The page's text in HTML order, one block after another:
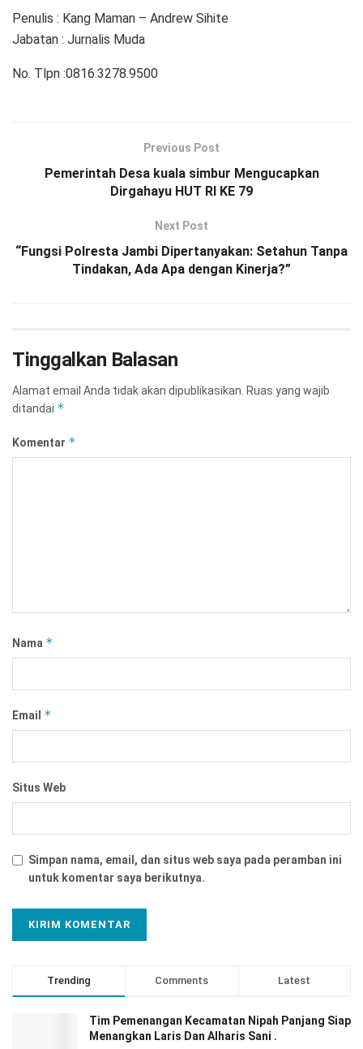
Penulis : Kang Maman – Andrew Sihite
Jabatan : Jurnalis Muda
No. Tlpn :0816.3278.9500
Previous Post
Pemerintah Desa kuala simbur Mengucapkan
Dirgahayu HUT RI KE 79
Next Post
“Fungsi Polresta Jambi Dipertanyakan: Setahun Tanpa
Tindakan, Ada Apa dengan Kinerja?”
Tinggalkan Balasan
Alamat email Anda tidak akan dipublikasikan. Ruas yang wajib
ditandai *
Komentar *
Nama *
Email *
Situs Web
Simpan nama, email, dan situs web saya pada peramban ini
untuk komentar saya berikutnya.
Trending Comments Latest
Tim Pemenangan Kecamatan Nipah Panjang Siap
Menangkan Laris Dan Alharis Sani .